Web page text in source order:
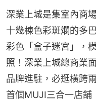
深業上城是集室內商
十幾棟色彩斑斕的多
彩色「盒子迷宮」，
照！深業上城總商業
品牌進駐，必逛橫跨
首個MUJI三合一店